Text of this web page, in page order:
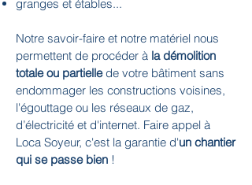
granges et étables...
Notre savoir-faire et notre matériel nous
permettent de procéder à la démolition
totale ou partiellede votre bâtiment sans
endommager les constructions voisines,
l'égouttage ou les réseaux de gaz,
d’électricité et d'internet. Faire appel à
Loca Soyeur, c'est la garantie d'un chantier
qui se passe bien !